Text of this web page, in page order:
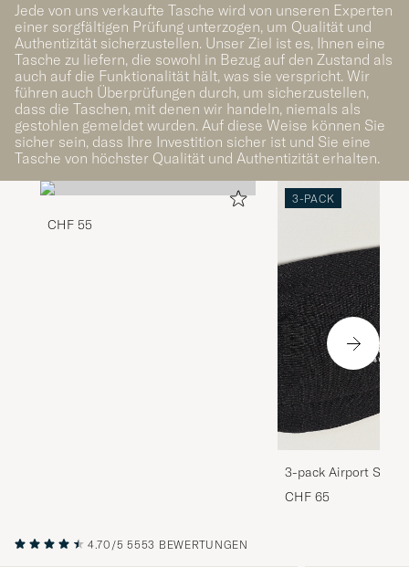
Jede von uns verkaufte Tasche wird von unseren Experten
einer sorgfältigen Prüfung unterzogen, um Qualität und
Authentizität sicherzustellen. Unser Ziel ist es, Ihnen eine
Tasche zu liefern, die sowohl in Bezug auf den Zustand als
auch auf die Funktionalität hält, was sie verspricht. Wir
führen auch Überprüfungen durch, um sicherzustellen,
dass die Taschen, mit denen wir handeln, niemals als
gestohlen gemeldet wurden. Auf diese Weise können Sie
sicher sein, dass Ihre Investition sicher ist und Sie eine
Tasche von höchster Qualität und Authentizität erhalten.
CHF 55
3-PACK
3-pack Airport
Melange
CHF 65
4.70/5 5553 BEWERTUNGEN